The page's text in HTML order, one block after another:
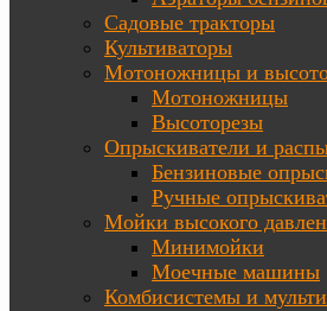
Садовые тракторы
Культиваторы
Мотоножницы и
Мотоножницы
Высоторезы
Опрыскиватели и
Бензиновые
Ручные
Мойки высокого
Минимойки
Моечные машины
Комбисистемы и